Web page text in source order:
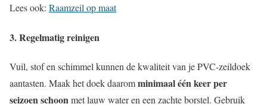
Lees ook: Raamzeil op maat
3. Regelmatig reinigen
Vuil, stof en schimmel kunnen de kwaliteit van je PVC-zeildoek
aantasten. Maak het doek daaromminimaal één keer per
seizoen schoonmet lauw water en een zachte borstel. Gebruik